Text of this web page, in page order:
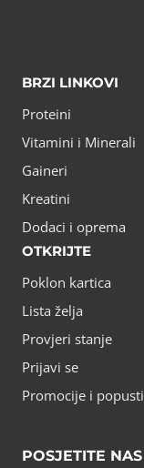
BRZI LINKOVI
Proteini
Vitamini i Minerali
Gaineri
Kreatini
Dodaci i oprema
OTKRIJTE
Poklon kartica
Lista želja
Provjeri stanje
Prijavi se
Promocije i popusti
POSJETITE NAS